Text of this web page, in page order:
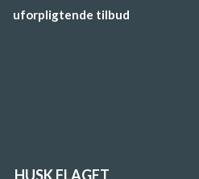
uforpligtende tilbud
HUSK FLAGET